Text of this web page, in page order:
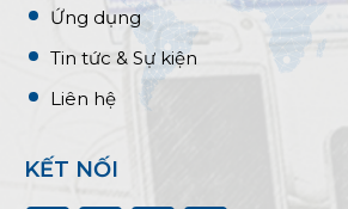
Ứng dụng
Tin tức & Sự kiện
Liên hệ
KẾT NỐI